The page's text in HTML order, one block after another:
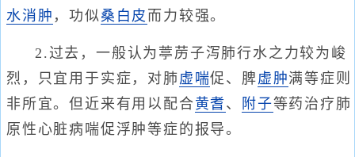
水消肿 ，功似桑 白皮 而力较强。
2.过去，一般认为葶苈子泻肺行水之力较为峻
烈，只宜用于实症，对肺虚喘促、脾虚肿满等症则
非所宜。但近来有用以配合黄耆 、 附子等药治疗肺
原性心脏病喘促浮肿等症的报导。